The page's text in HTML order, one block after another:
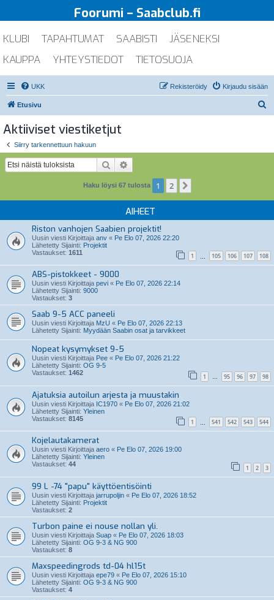
Foorumi – Saabclub.fi
KLUBI TAPAHTUMAT SAABISTI
JÄSENEKSI
KAUPPA
YHTEYSTIEDOT TIETOSUOJA
UKK Kirjaudu sisään
Rekisteröidy
Etusivu
Aktiiviset viestiketjut
Siirry tarkennettuun hakuun
Etsi
Haku löysi 67 tulosta 1 2
AIHEET
Riston vanhojen Saabien projektit!
Uusin viesti Kirjoittaja anv « Pe Elo 07, 2026 22:20
Lähetetty Sijainti: Projektit
Vastaukset: 1611 1 105 106 107 108
ABS-pistokkeet - 9000
Uusin viesti Kirjoittaja pevi « Pe Elo 07, 2026 22:14
Lähetetty Sijainti: 9000
Vastaukset: 3
Saab 9-5 ACC paneeli
Uusin viesti Kirjoittaja MzU « Pe Elo 07, 2026 22:13
Lähetetty Sijainti: Myydään Saabin osat ja tarvikkeet
Nopeat kysymykset 9-5
Uusin viesti Kirjoittaja Pee « Pe Elo 07, 2026 21:22
Lähetetty Sijainti: OG 9-5
Vastaukset: 1462 1 … 95 96 97 98
Ajatuksia autoilun arjesta ja muustakin
Uusin viesti Kirjoittaja IC1970 « Pe Elo 07, 2026 21:02
Lähetetty Sijainti: Yleinen
Vastaukset: 8145 1 541 542 543 544
Kojelautakamerat
Uusin viesti Kirjoittaja aero « Pe Elo 07, 2026 19:00
Lähetetty Sijainti: Yleinen
Vastaukset: 44 1 2 3
99 L -74 "papu" käyttöentisöinti
Uusin viesti Kirjoittaja jarrupoljin « Pe Elo 07, 2026 18:52
Lähetetty Sijainti: Projektit
Vastaukset: 2
Turbon paine ei nouse nollan yli.
Uusin viesti Kirjoittaja Suap « Pe Elo 07, 2026 18:03
Lähetetty Sijainti: OG 9-3 & NG 900
Vastaukset: 8
Maxspeedingrods td-04 hl15t
Uusin viesti Kirjoittaja epe79 « Pe Elo 07, 2026 15:10
Lähetetty Sijainti: OG 9-3 & NG 900
Vastaukset: 4